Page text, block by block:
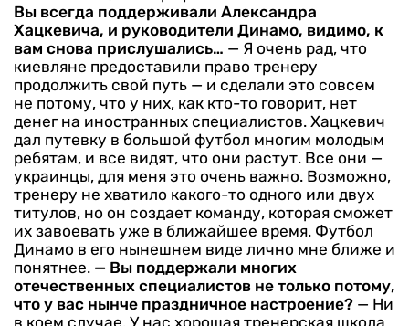
Вы всегда поддерживали Александра
Хацкевича, и руководители Динамо, видимо, к
вам снова прислушались… — Я очень рад, что
киевляне предоставили право тренеру
продолжить свой путь — и сделали это совсем
не потому, что у них, как кто-то говорит, нет
денег на иностранных специалистов. Хацкевич
дал путевку в большой футбол многим молодым
ребятам, и все видят, что они растут. Все они —
украинцы, для меня это очень важно. Возможно,
тренеру не хватило какого-то одного или двух
титулов, но он создает команду, которая сможет
их завоевать уже в ближайшее время. Футбол
Динамо в его нынешнем виде лично мне ближе и
понятнее. — Вы поддержали многих
отечественных специалистов не только потому,
что у вас нынче праздничное настроение? — Ни
в коем случае. У нас хорошая тренерская школа